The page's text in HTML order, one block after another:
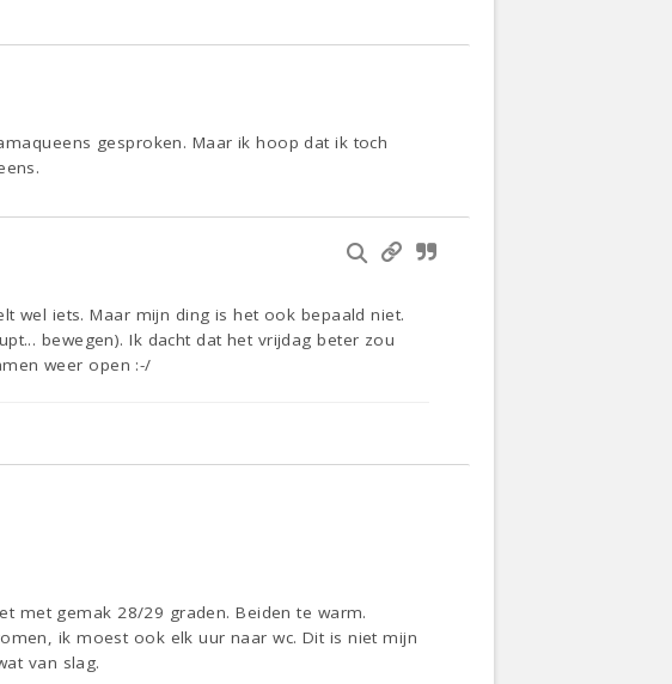
gesproken. Maar ik hoop dat ik toch
wel iets. Maar mijn ding is het ook bepaald niet.
bewegen). Ik dacht dat het vrijdag beter zou
weer open :-/
met gemak 28/29 graden. Beiden te warm.
ik moest ook elk uur naar wc. Dit is niet mijn
van slag.